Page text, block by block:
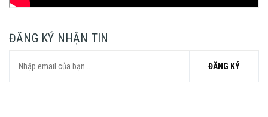
ĐĂNG KÝ NHẬN TIN
ĐĂNG KÝ